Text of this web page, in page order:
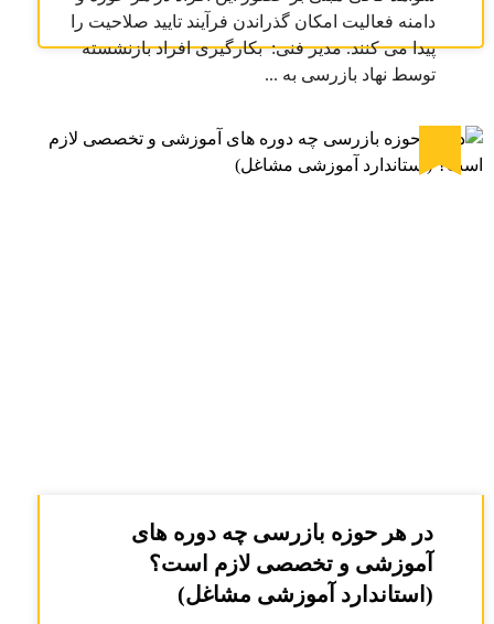
دامنه فعالیت امکان گذراندن فرآیند تایید صلاحیت را
پیدا می کنند. مدیر فنی: بکارگیری افراد بازنشسته
توسط نهاد بازرسی به ...
در هر حوزه بازرسی چه دوره های
آموزشی و تخصصی لازم است؟
(استاندارد آموزشی مشاغل)